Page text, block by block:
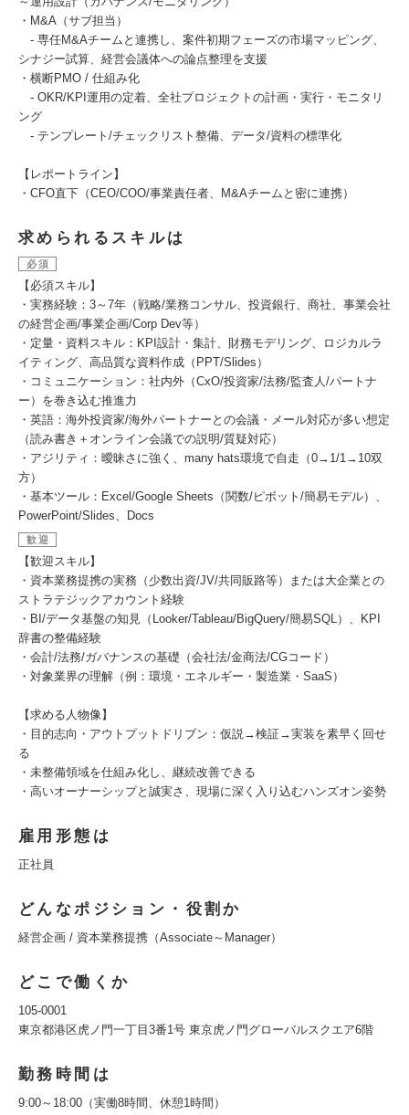
・M&A（サブ担当）
- 専任M&Aチームと連携し、案件初期フェーズの市場マッピング、
シナジー試算、経営会議体への論点整理を支援
・横断PMO / 仕組み化
- OKR/KPI運用の定着、全社プロジェクトの計画・実行・モニタリ
ング
- テンプレート/チェックリスト整備、データ/資料の標準化
【レポートライン】
・CFO直下（CEO/COO/事業責任者、M&Aチームと密に連携）
求められるスキルは
必須
【必須スキル】
・実務経験：3～7年（戦略/業務コンサル、投資銀行、商社、事業会社
の経営企画/事業企画/Corp Dev等）
・定量・資料スキル：KPI設計・集計、財務モデリング、ロジカルラ
イティング、高品質な資料作成（PPT/Slides）
・コミュニケーション：社内外（CxO/投資家/法務/監査人/パートナ
ー）を巻き込む推進力
・英語：海外投資家/海外パートナーとの会議・メール対応が多い想定
（読み書き＋オンライン会議での説明/質疑対応）
・アジリティ：曖昧さに強く、many hats環境で自走（0→1/1→10双
方）
・基本ツール：Excel/Google Sheets（関数/ピボット/簡易モデル）、
PowerPoint/Slides、Docs
歓迎
【歓迎スキル】
・資本業務提携の実務（少数出資/JV/共同販路等）または大企業との
ストラテジックアカウント経験
・BI/データ基盤の知見（Looker/Tableau/BigQuery/簡易SQL）、KPI
辞書の整備経験
・会計/法務/ガバナンスの基礎（会社法/金商法/CGコード）
・対象業界の理解（例：環境・エネルギー・製造業・SaaS）
【求める人物像】
・目的志向・アウトプットドリブン：仮説→検証→実装を素早く回せ
る
・未整備領域を仕組み化し、継続改善できる
・高いオーナーシップと誠実さ、現場に深く入り込むハンズオン姿勢
雇用形態は
正社員
どんなポジション・役割か
経営企画 / 資本業務提携（Associate～Manager）
どこで働くか
105-0001
東京都港区虎ノ門一丁目3番1号 東京虎ノ門グローバルスクエア6階
勤務時間は
9:00～18:00（実働8時間、休憩1時間）